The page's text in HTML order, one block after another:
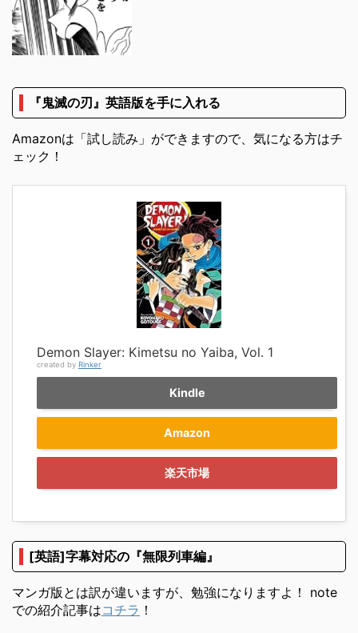
『鬼滅の刃』英語版を手に入れる
Amazonは「試し読み」ができますので、気になる方はチ
ェック！
Demon Slayer: Kimetsu no Yaiba, Vol. 1
created by Rinker
Kindle
Amazon
楽天市場
[英語]字幕対応の『無限列車編』
マンガ版とは訳が違いますが、勉強になりますよ！ note
での紹介記事はコチラ ！